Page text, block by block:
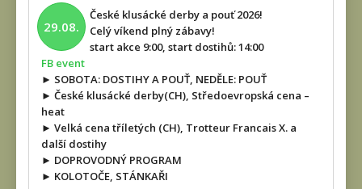
29.08.
České klusácké derby a pouť 2026!
Celý víkend plný zábavy!
start akce 9:00, start dostihů: 14:00
FB event
► SOBOTA: DOSTIHY A POUŤ, NEDĚLE: POUŤ
► České klusácké derby(CH), Středoevropská cena –
heat
► Velká cena tříletých (CH), Trotteur Francais X. a
další dostihy
► DOPROVODNÝ PROGRAM
► KOLOTOČE, STÁNKAŘI